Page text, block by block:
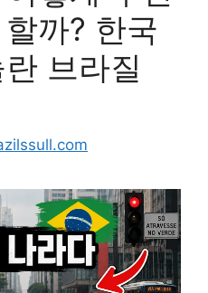
까? 한국
브라질